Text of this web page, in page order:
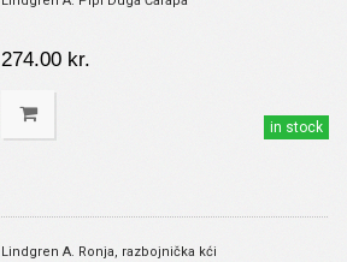
274.00 kr.
in stock
Lindgren A. Ronja, razbojnička kći